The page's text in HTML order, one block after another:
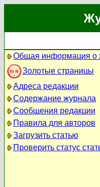
Общая информация о
Золотые страницы
Адреса редакции
Содержание журнала
Сообщения редакции
Правила для авторов
Загрузить статью
Проверить статус